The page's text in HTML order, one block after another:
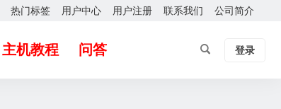
热门标签 用户中心 用户注册 联系我们 公司简介
主机教程 问答 登录